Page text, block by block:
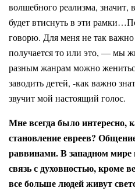
волшебного реализма, значит,
будет втиснуть в эти
говорю. Для меня не так
получается то или это, — мы
разным жанрам можно
заводить детей, -как важно
звучит мой настоящий голос.
Мне всегда было интересно,
становление евреев?
раввинами. В западном
связь с духовностью,
все больше людей живут